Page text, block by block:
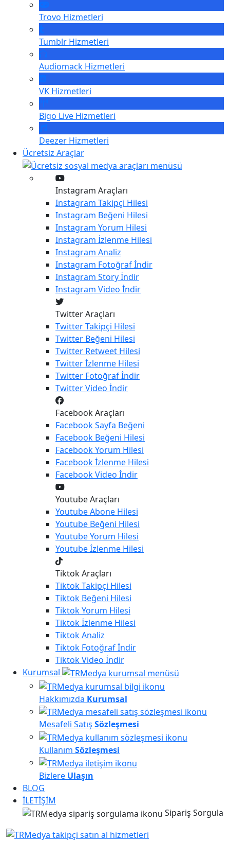
Trovo Hizmetleri
Tumblr Hizmetleri
Audiomack Hizmetleri
VK Hizmetleri
Bigo Live Hizmetleri
Deezer Hizmetleri
Ücretsiz Araçlar
Instagram Araçları
Instagram Takipçi Hilesi
Instagram Beğeni Hilesi
Instagram Yorum Hilesi
Instagram İzlenme Hilesi
Instagram Analiz
Instagram Fotoğraf İndir
Instagram Story İndir
Instagram Video İndir
Twitter Araçları
TwitterTakipçi Hilesi
Twitter Beğeni Hilesi
Twitter Retweet Hilesi
Twitterİzlenme Hilesi
Twitter Fotoğraf İndir
TwitterVideo İndir
Facebook Araçları
FacebookSayfa Beğeni
Facebook Beğeni Hilesi
FacebookYorum Hilesi
Facebookİzlenme Hilesi
FacebookVideo İndir
Youtube Araçları
YoutubeAbone Hilesi
Youtube Beğeni Hilesi
YoutubeYorum Hilesi
Youtubeİzlenme Hilesi
Tiktok Araçları
TiktokTakipçi Hilesi
Tiktok Beğeni Hilesi
TiktokYorum Hilesi
Tiktokİzlenme Hilesi
TiktokAnaliz
Tiktok Fotoğraf İndir
TiktokVideo İndir
Kurumsal
Hakkımızda Kurumsal
Mesafeli Satış Sözleşmesi
Kullanım Sözleşmesi
Bizlere Ulaşın
BLOG
İLETİŞİM
Sipariş Sorgula